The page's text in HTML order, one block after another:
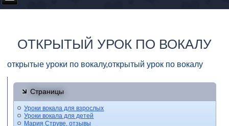
ОТКРЫТЫЙ УРОК ПО ВОКАЛУ
открытые уроки по вокалу,открытый урок по вокалу
Страницы
Уроки вокала для взрослых
Уроки вокала для детей
Мария Струве, отзывы